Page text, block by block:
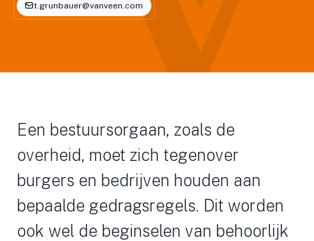
t.grunbauer@vanveen.com
Een bestuursorgaan, zoals de
overheid, moet zich tegenover
burgers en bedrijven houden aan
bepaalde gedragsregels. Dit worden
ook wel de beginselen van behoorlijk